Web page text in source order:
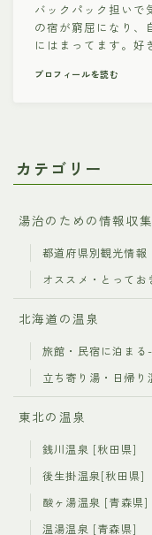
バックパック担いで
の宿が窮屈になり、
にはまってます。好
プロフィールを読む
カテゴリー
湯治のための情報収集
都道府県別観光情報
オススメ・とってお
北海道の温泉
旅館・民宿に泊まる
立ち寄り湯・日帰り
東北の温泉
銭川温泉 [秋田県]
後生掛温泉[秋田県]
酸ヶ湯温泉 [青森県]
温湯温泉 [青森県]